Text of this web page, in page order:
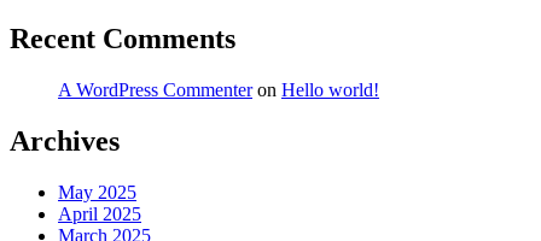
Recent Comments
A WordPress Commenteron Hello world!
Archives
May 2025
April 2025
March 2025